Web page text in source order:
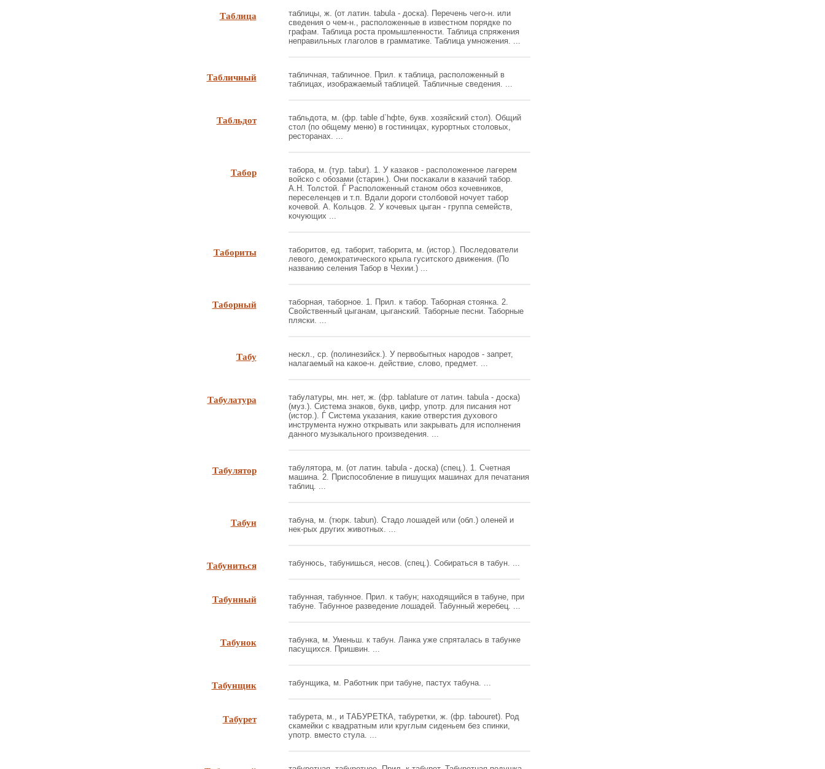
Таблица
таблицы, ж. (от латин. tabula - доска). Перечень чего-н. или
сведения о чем-н., расположенные в известном порядке по
графам. Таблица роста промышленности. Таблица спряжения
неправильных глаголов в грамматике. Таблица умножения. ...
Табличный
табличная, табличное. Прил. к таблица, расположенный в
таблицах, изображаемый таблицей. Табличные сведения. ...
Табльдот
табльдота, м. (фр. table d`hфte, букв. хозяйский стол). Общий
стол (по общему меню) в гостиницах, курортных столовых,
ресторанах. ...
Табор
табора, м. (тур. tabur). 1. У казаков - расположенное лагерем
войско с обозами (старин.). Они поскакали в казачий табор.
А.Н. Толстой. Ѓ Расположенный станом обоз кочевников,
переселенцев и т.п. Вдали дороги столбовой ночует табор
кочевой. А. Кольцов. 2. У кочевых цыган - группа семейств,
кочующих ...
Табориты
таборитов, ед. таборит, таборита, м. (истор.). Последователи
левого, демократического крыла гуситского движения. (По
названию селения Табор в Чехии.) ...
Таборный
таборная, таборное. 1. Прил. к табор. Таборная стоянка. 2.
Свойственный цыганам, цыганский. Таборные песни. Таборные
пляски. ...
Табу
нескл., ср. (полинезийск.). У первобытных народов - запрет,
налагаемый на какое-н. действие, слово, предмет. ...
Табулатура
табулатуры, мн. нет, ж. (фр. tablature от латин. tabula - доска)
(муз.). Система знаков, букв, цифр, употр. для писания нот
(истор.). Ѓ Система указания, какие отверстия духового
инструмента нужно открывать или закрывать для исполнения
данного музыкального произведения. ...
Табулятор
табулятора, м. (от латин. tabula - доска) (спец.). 1. Счетная
машина. 2. Приспособление в пишущих машинах для печатания
таблиц. ...
Табун
табуна, м. (тюрк. tabun). Стадо лошадей или (обл.) оленей и
нек-рых других животных. ...
Табуниться табунюсь, табунишься, несов. (спец.). Собираться в табун. ...
Табунный
табунная, табунное. Прил. к табун; находящийся в табуне, при
табуне. Табунное разведение лошадей. Табунный жеребец. ...
Табунок
табунка, м. Уменьш. к табун. Ланка уже спряталась в табунке
пасущихся. Пришвин. ...
Табунщик табунщика, м. Работник при табуне, пастух табуна. ...
Табурет
табурета, м., и ТАБУРЕТКА, табуретки, ж. (фр. tabouret). Род
скамейки с квадратным или круглым сиденьем без спинки,
употр. вместо стула. ...